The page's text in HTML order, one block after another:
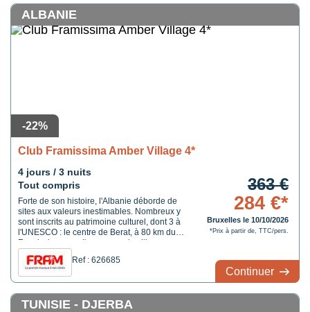
-22%
ALBANIE
Club Framissima Amber Village 4*
4 jours / 3 nuits
Tout compris
Forte de son histoire, l'Albanie déborde de
sites aux valeurs inestimables. Nombreux y
sont inscrits au patrimoine culturel, dont 3 à
l'UNESCO : le centre de Berat, à 80 km du
Framissima, que l'on nomme la ville aux
1000 fenêtres, le château de Gjirokastra à
190 km et le site de Butrint, des ruines où
plusieurs civilisations y ont vécues, situé à
...
Ref : 626685
363 €
284 €*
Bruxelles le 10/10/2026
*Prix à partir de, TTC/pers.
Continuer
TUNISIE - DJERBA